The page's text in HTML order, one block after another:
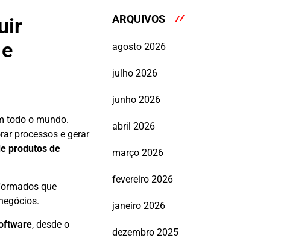
todo o mundo.
processos e gerar
produtos de
que
, desde o
ARQUIVOS
agosto 2026
julho 2026
junho 2026
abril 2026
março 2026
fevereiro 2026
janeiro 2026
dezembro 2025